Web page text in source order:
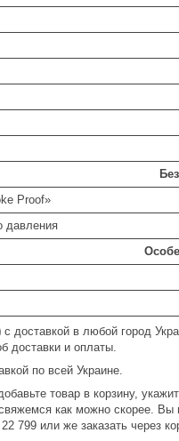
Proof»
давления
с доставкой в любой город
доставки и оплаты.
по всей Украине.
товар в корзину,
как можно скорее.
799 или же заказать через